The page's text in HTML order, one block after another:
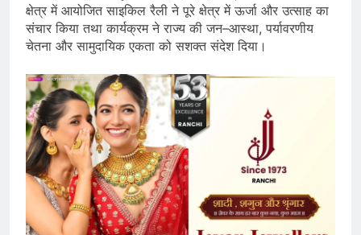
क्षेत्र में आयोजित साइकिल रैली ने पूरे क्षेत्र में ऊर्जा और उत्साह का
संचार किया तथा कार्यक्रम ने राज्य की जन–आस्था, पर्यावरणीय
चेतना और सामुदायिक एकता को सशक्त संदेश दिया।